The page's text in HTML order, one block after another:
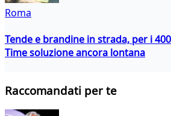
Roma
Tende e brandine in strada, per i
Time soluzione ancora lontana
Raccomandati per te